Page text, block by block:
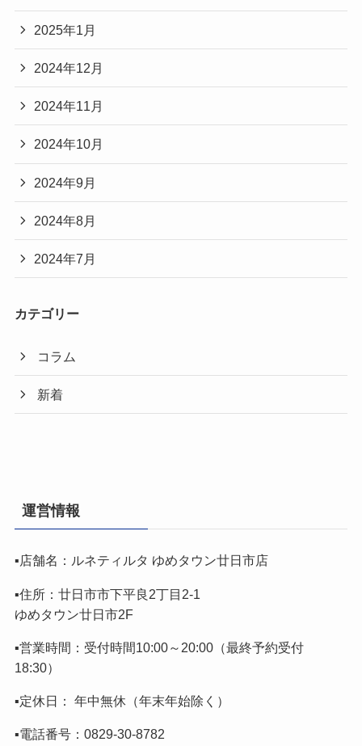
2025年1月
2024年12月
2024年11月
2024年10月
2024年9月
2024年8月
2024年7月
カテゴリー
コラム
新着
運営情報
▪️店舗名：ルネティルタ ゆめタウン廿日市店
▪️住所：廿日市市下平良2丁目2-1
ゆめタウン廿日市2F
▪️営業時間：受付時間10:00～20:00（最終予約受付
18:30）
▪️定休日： 年中無休（年末年始除く）
▪️電話番号：0829-30-8782